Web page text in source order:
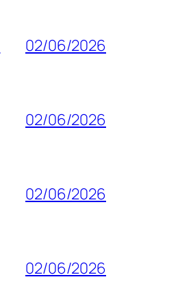
02/06/2026
02/06/2026
02/06/2026
02/06/2026